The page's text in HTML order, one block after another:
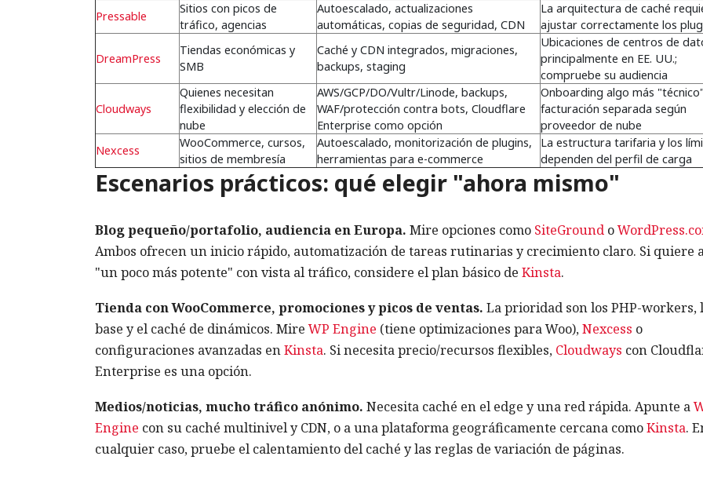
Pressable
Sitios con picos de
tráfico, agencias
Autoescalado, actualizaciones
automáticas, copias de seguridad, CDN
La arquitectura de caché
ajustar correctamente los
DreamPress
Tiendas económicas y
SMB
Caché y CDN integrados, migraciones,
backups, staging
Ubicaciones de centros de
principalmente en EE. UU.;
compruebe su audiencia
Cloudways
Quienes necesitan
flexibilidad y elección de
nube
AWS/GCP/DO/Vultr/Linode, backups,
WAF/protección contra bots, Cloudflare
Enterprise como opción
Onboarding algo más
facturación separada según
proveedor de nube
Nexcess
WooCommerce, cursos,
sitios de membresía
Autoescalado, monitorización de plugins,
herramientas para e-commerce
La estructura tarifaria y los
dependen del perfil de carga
Escenarios prácticos: qué elegir "ahora mismo"
Blog pequeño/portafolio, audiencia en Europa. Mire opciones como SiteGround o
Ambos ofrecen un inicio rápido, automatización de tareas rutinarias y crecimiento claro. Si quiere
"un poco más potente" con vista al tráfico, considere el plan básico de Kinsta.
Tienda con WooCommerce, promociones y picos de ventas. La prioridad son los PHP-workers,
base y el caché de dinámicos. MireWP Engine (tiene optimizaciones para Woo),Nexcess o
configuraciones avanzadas enKinsta. Si necesita precio/recursos flexibles, Cloudways con
Enterprise es una opción.
Medios/noticias, mucho tráfico anónimo. Necesita caché en el edge y una red rápida. Apunte a
Engine con su caché multinivel y CDN, o a una plataforma geográficamente cercana comoKinsta.
cualquier caso, pruebe el calentamiento del caché y las reglas de variación de páginas.